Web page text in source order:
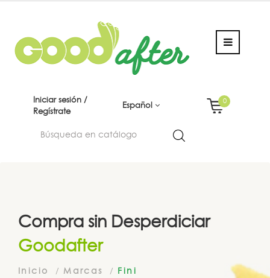
Iniciar sesión /
Regístrate
Español
0
Compra sin Desperdiciar
Goodafter
Inicio Marcas Fini